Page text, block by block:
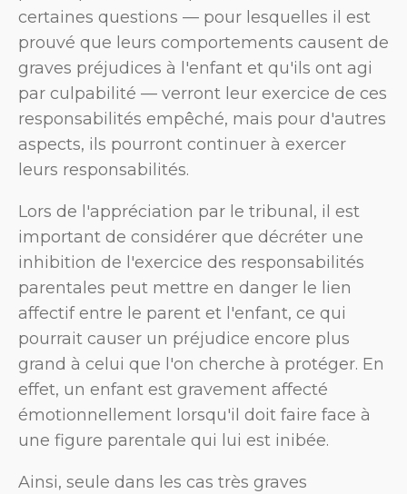
certaines questions — pour lesquelles il est
prouvé que leurs comportements causent de
graves préjudices à l'enfant et qu'ils ont agi
par culpabilité — verront leur exercice de ces
responsabilités empêché, mais pour d'autres
aspects, ils pourront continuer à exercer
leurs responsabilités.
Lors de l'appréciation par le tribunal, il est
important de considérer que décréter une
inhibition de l'exercice des responsabilités
parentales peut mettre en danger le lien
affectif entre le parent et l'enfant, ce qui
pourrait causer un préjudice encore plus
grand à celui que l'on cherche à protéger. En
effet, un enfant est gravement affecté
émotionnellement lorsqu'il doit faire face à
une figure parentale qui lui est inibée.
Ainsi, seule dans les cas très graves